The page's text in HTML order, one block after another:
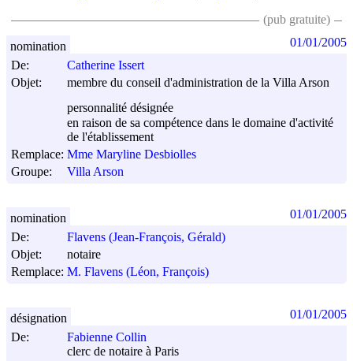
(pub gratuite)
De:
Catherine Issert
Objet:
membre du conseil d'administration de la Villa Arson
personnalité désignée
en raison de sa compétence dans le domaine d'activité
de l'établissement
Remplace: Mme Maryline Desbiolles
Groupe:
Villa Arson
nomination 01/01/2005
De:
Flavens (Jean-François, Gérald)
Objet:
notaire
Remplace: M. Flavens (Léon, François)
nomination 01/01/2005
De:
Fabienne Collin
clerc de notaire à Paris
désignation 01/01/2005